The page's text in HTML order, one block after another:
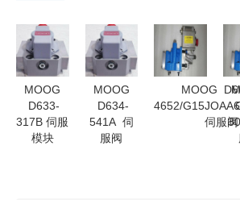
MOOG
D633-
317B 伺服
模块
MOOG
D634-
541A 伺
服阀
MOOG
4652/
伺服阀